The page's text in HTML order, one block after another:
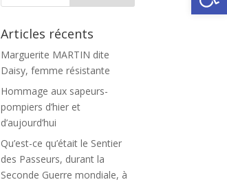
Articles récents
Marguerite MARTIN dite
Daisy, femme résistante
Hommage aux sapeurs-
pompiers d’hier et
d’aujourd’hui
Qu’est-ce qu’était le Sentier
des Passeurs, durant la
Seconde Guerre mondiale, à